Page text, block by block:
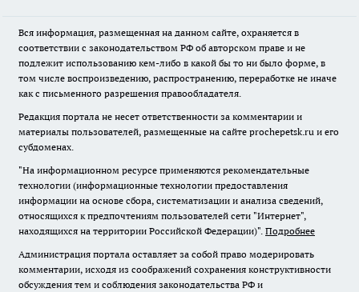
Вся информация, размещенная на данном сайте, охраняется в
соответствии с законодательством РФ об авторском праве и не
подлежит использованию кем-либо в какой бы то ни было форме, в
том числе воспроизведению, распространению, переработке не иначе
как с письменного разрешения правообладателя.
Редакция портала не несет ответственности за комментарии и
материалы пользователей, размещенные на сайте prochepetsk.ru и его
субдоменах.
"На информационном ресурсе применяются рекомендательные
технологии (информационные технологии предоставления
информации на основе сбора, систематизации и анализа сведений,
относящихся к предпочтениям пользователей сети "Интернет",
находящихся на территории Российской Федерации)". Подробнее
Администрация портала оставляет за собой право модерировать
комментарии, исходя из соображений сохранения конструктивности
обсуждения тем и соблюдения законодательства РФ и